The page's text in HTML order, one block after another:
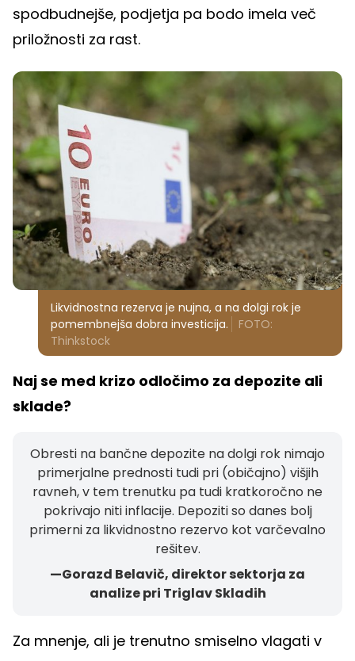
spodbudnejše, podjetja pa bodo imela več
priložnosti za rast.
Likvidnostna rezerva je nujna, a na dolgi rok je
pomembnejša dobra investicija.
FOTO:
Thinkstock
Naj se med krizo odločimo za depozite ali
sklade?
Obresti na bančne depozite na dolgi rok nimajo
primerjalne prednosti tudi pri (običajno) višjih
ravneh, v tem trenutku pa tudi kratkoročno ne
pokrivajo niti inflacije. Depoziti so danes bolj
primerni za likvidnostno rezervo kot varčevalno
rešitev.
—Gorazd Belavič, direktor sektorja za
analize pri Triglav Skladih
Za mnenje, ali je trenutno smiselno vlagati v